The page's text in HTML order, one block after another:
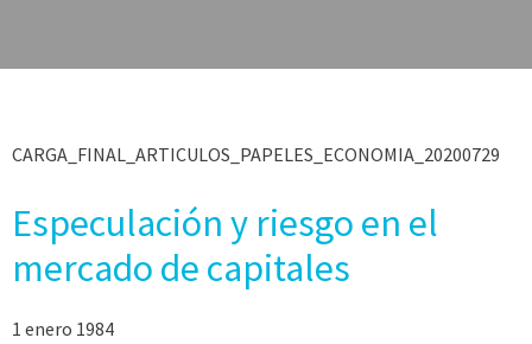
CARGA_FINAL_ARTICULOS_PAPELES_ECONOMIA_20200729
Especulación y riesgo en el
mercado de capitales
1 enero 1984